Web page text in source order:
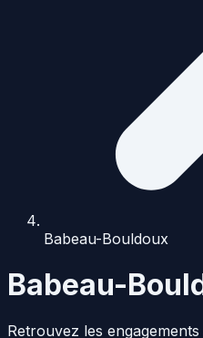
Babeau-Bouldoux
Babeau-
Retrouvez les